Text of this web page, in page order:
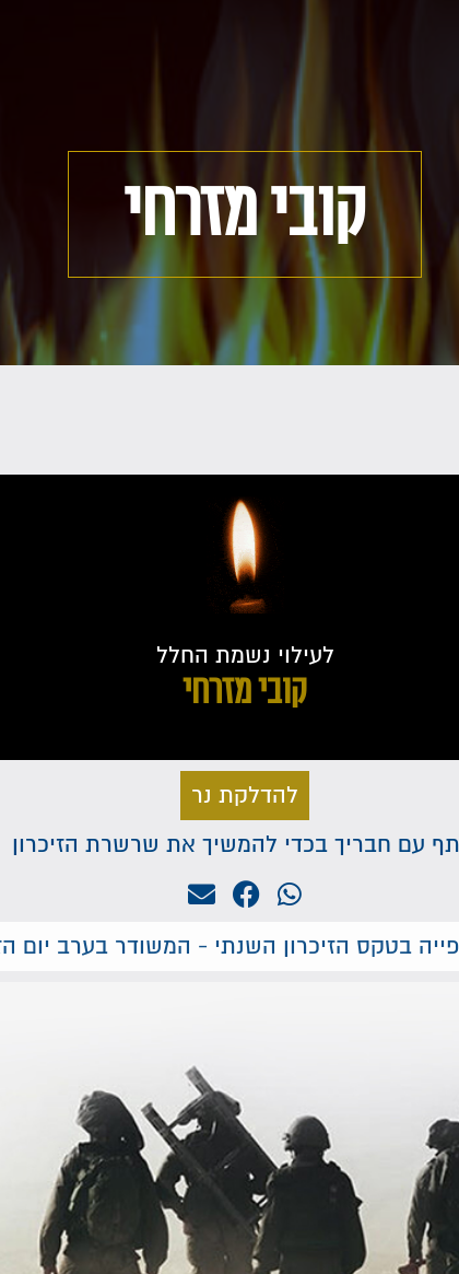
קובי מזרחי
לעילוי נשמת החלל
קובי מזרחי
להדלקת נר
עם חבריך בכדי להמשיך את שרשרת הזיכרון
בטקס הזיכרון השנתי - המשודר בערב יום